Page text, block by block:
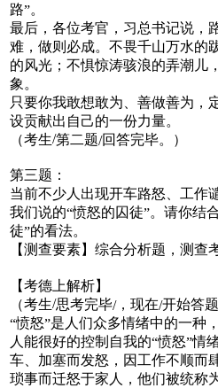
路”。
最后，各位考官，习总书记说，
难，做则必成。不畏千山万水的
的风光；不惧惊涛骇浪的弄潮儿
象。
只要你我敢想敢为、善做善为，
设贡献出自己的一份力量。
（考生/第二题/回答完毕。）
第三题：
当前不少人出现开车路怒、工作
我们说的“愤怒的囚徒”。请你结
徒”的看法。
【测查要素】综合分析题，测查
【考德上解析】
（考生/思考完毕/，现在/开始答题
“愤怒”是人们众多情绪中的一种
人能很好的控制自我的“愤怒”情
车、加塞而发怒，因工作不顺而
琐事而迁怒于家人，他们被统称